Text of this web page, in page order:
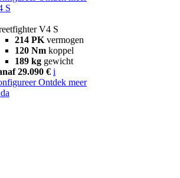
S
V4 S
214 PK vermogen
120 Nm koppel
189 kg gewicht
29.090 € i
Ontdek meer